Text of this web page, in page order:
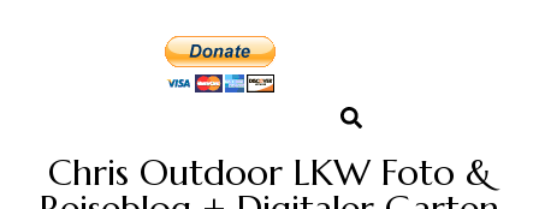
Chris Outdoor LKW Foto &